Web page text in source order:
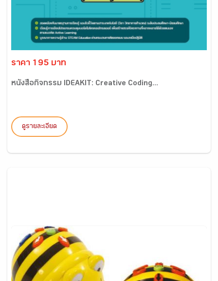
ราคา 195 บาท
หนังสือกิจกรรม IDEAKIT: Creative Coding...
ดูรายละเอียด